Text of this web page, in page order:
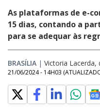
As plataformas de e-
15 dias, contando a
para se adequar às
BRASÍLIA | Victoria Lacerda,
21/06/2024 - 14H03